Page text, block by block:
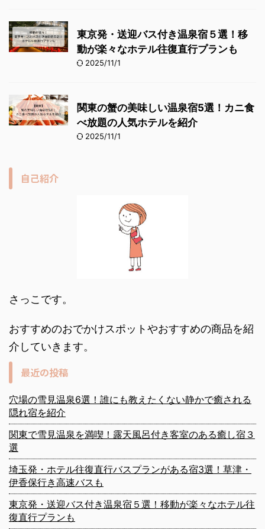
東京発・送迎バス付き温泉宿５選！移
動が楽々なホテル往復直行プランも
2025/11/1
関東の蟹の美味しい温泉宿5選！カニ食
べ放題の人気ホテルを紹介
2025/11/1
自己紹介
さっこです。
おすすめのおでかけスポットやおすすめの商品を紹
介していきます。
最近の投稿
穴場の雪見温泉6選！誰にも教えたくない静かで癒される
隠れ宿を紹介
関東で雪見温泉を満喫！露天風呂付き客室のある癒し宿３
選
埼玉発・ホテル往復直行バスプランがある宿3選！草津・
伊香保行き高速バスも
東京発・送迎バス付き温泉宿５選！移動が楽々なホテル往
復直行プランも